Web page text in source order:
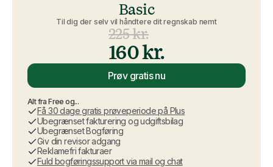
Basic
Til dig der selv vil håndtere dit regnskab nemt
225 kr.
160 kr.
Prøv gratis nu
Alt fra Free og...
Få 30 dage gratis prøveperiode på Plus
Ubegrænset fakturering og udgiftsbilag
Ubegrænset Bogføring
Giv din revisor adgang
Reklamefri fakturaer
Fuld bogføringssupport via mail og chat